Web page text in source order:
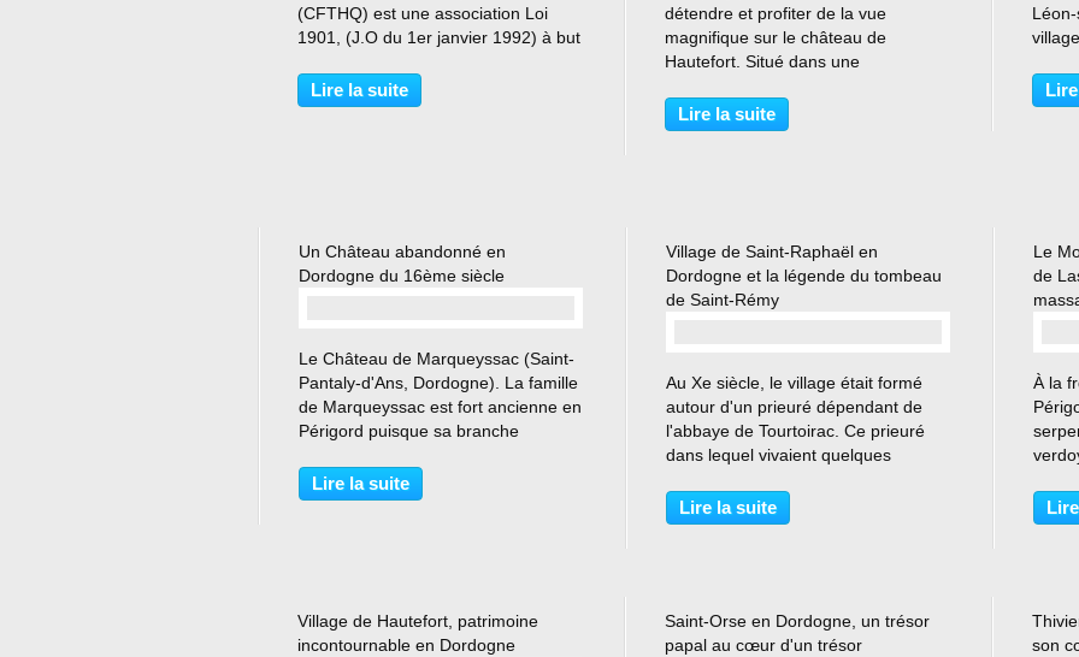
(CFTHQ) est une association Loi
1901, (J.O du 1er janvier 1992) à but
membres adhérents et des salariés.
Créée en 1991, ses objectifs sont la
Lire la suite
détendre et profiter de la vue
magnifique sur le château de
Hautefort. Situé dans une
8 emplacements spacieux et
ombragés. (électricité gratuite).
Lire la suite
des
pour
Un Château abandonné en
Dordogne du 16ème siècle
Le Château de Marqueyssac (Saint-
Pantaly-d'Ans, Dordogne). La famille
de Marqueyssac est fort ancienne en
Périgord puisque sa branche
du XIIe siècle Originaire du château
et fief de Marqueyssac, près de
Lire la suite
Village de Saint-Raphaël en
Dordogne et la légende du tombeau
de Saint-Rémy
Au Xe siècle, le village était formé
autour d'un prieuré dépendant de
l'abbaye de Tourtoirac. Ce prieuré
dans lequel vivaient quelques
église, vraisemblablement trois fois
plus grande que celle d'aujourd'hui. Il
Lire la suite
Le
de
À la
petit
Village de Hautefort, patrimoine
incontournable en Dordogne
Saint-Orse en Dordogne, un trésor
papal au cœur d'un trésor
son